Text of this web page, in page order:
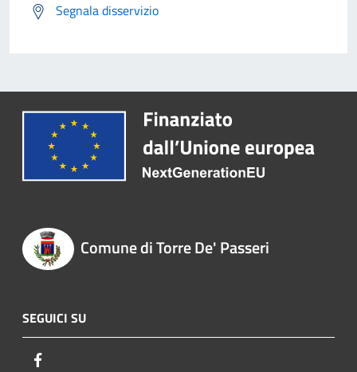
Segnala disservizio
Comune di Torre De' Passeri
SEGUICI SU